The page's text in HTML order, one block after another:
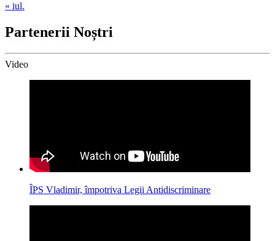
« iul.
Partenerii Noștri
Video
ÎPS Vladimir, împotriva Legii Antidiscriminare